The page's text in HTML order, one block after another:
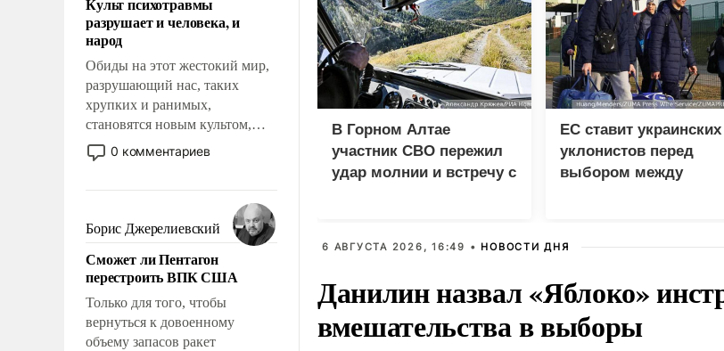
разрушает и человека, и
народ
Обиды на этот жестокий мир,
разрушающий нас, таких
хрупких и ранимых,
становятся новым культом,
постепенно вытесняя и
отменяя традиционное
мужественным и твердым под
ударами судьбы, брать на себя
ответственность, помогать
слабым, идти вперед и
адаптироваться.
0 комментариев
Борис Джерелиевский
Сможет ли Пентагон
перестроить ВПК США
Только для того, чтобы
вернуться к довоенному
объему запасов ракет
В Горном Алтае
участник СВО пережил
удар молнии и встречу с
ЕС ставит украинских
уклонистов перед
выбором между
6 АВГУСТА 2026, 16:49 • НОВОСТИ ДНЯ
Данилин назвал «Яблоко»
вмешательства в выборы